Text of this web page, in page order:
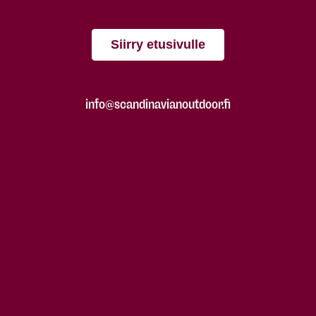
Siirry etusivulle
info@scandinavianoutdoor.fi